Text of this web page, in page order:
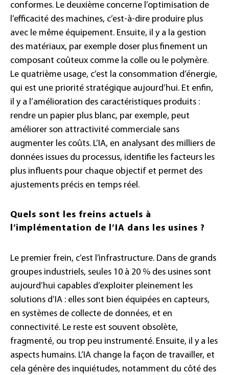
conformes. Le deuxième concerne l’optimisation de
l’efficacité des machines, c’est-à-dire produire plus
avec le même équipement. Ensuite, il y a la gestion
des matériaux, par exemple doser plus finement un
composant coûteux comme la colle ou le polymère.
Le quatrième usage, c’est la consommation d’énergie,
qui est une priorité stratégique aujourd’hui. Et enfin,
il y a l’amélioration des caractéristiques produits :
rendre un papier plus blanc, par exemple, peut
améliorer son attractivité commerciale sans
augmenter les coûts. L’IA, en analysant des milliers de
données issues du processus, identifie les facteurs les
plus influents pour chaque objectif et permet des
ajustements précis en temps réel.
Quels sont les freins actuels à
l’implémentation de l’IA dans les usines ?
Le premier frein, c’est l’infrastructure. Dans de grands
groupes industriels, seules 10 à 20 % des usines sont
aujourd’hui capables d’exploiter pleinement les
solutions d’IA : elles sont bien équipées en capteurs,
en systèmes de collecte de données, et en
connectivité. Le reste est souvent obsolète,
fragmenté, ou trop peu instrumenté. Ensuite, il y a les
aspects humains. L’IA change la façon de travailler, et
cela génère des inquiétudes, notamment du côté des